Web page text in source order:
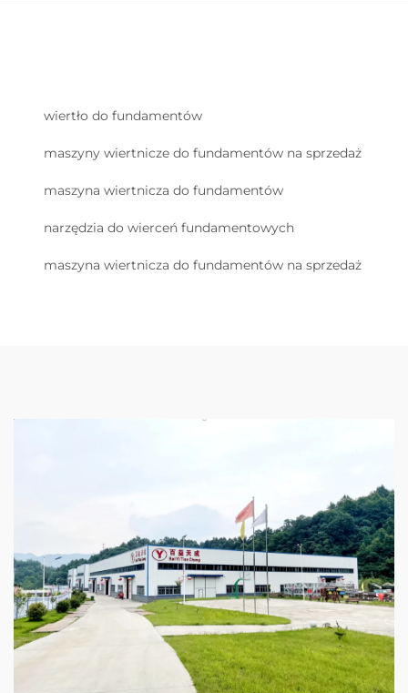
wiertło do fundamentów
maszyny wiertnicze do fundamentów na sprzedaż
maszyna wiertnicza do fundamentów
narzędzia do wierceń fundamentowych
maszyna wiertnicza do fundamentów na sprzedaż